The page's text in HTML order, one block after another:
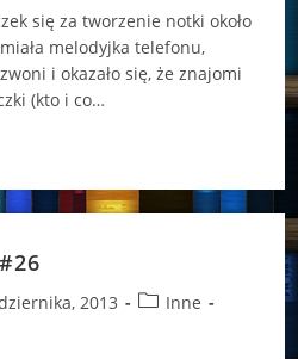
się za tworzenie notki około
melodyjka telefonu,
i okazało się, że znajomi
(kto i co…
2013
PostInne